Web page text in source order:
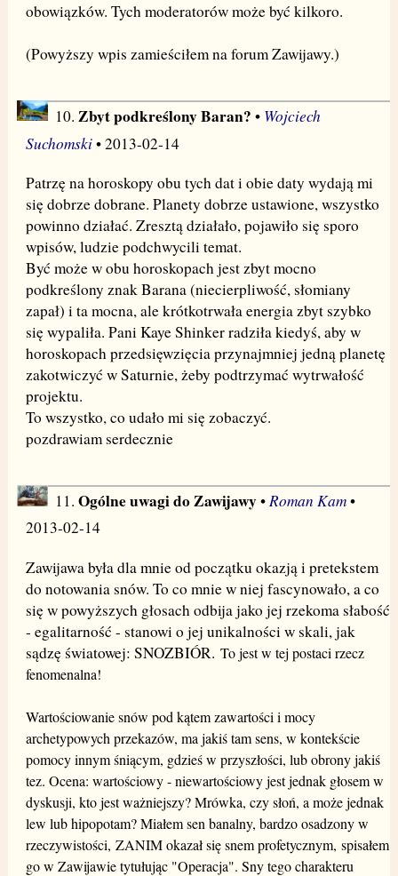
obowiązków. Tych moderatorów może być kilkoro.
(Powyższy wpis zamieściłem na forum Zawijawy.)
10. Zbyt podkreślony Baran? • Wojciech
Suchomski• 2013-02-14
Patrzę na horoskopy obu tych dat i obie daty wydają mi
się dobrze dobrane. Planety dobrze ustawione, wszystko
powinno działać. Zresztą działało, pojawiło się sporo
wpisów, ludzie podchwycili temat.
Być może w obu horoskopach jest zbyt mocno
podkreślony znak Barana (niecierpliwość, słomiany
zapał) i ta mocna, ale krótkotrwała energia zbyt szybko
się wypaliła. Pani Kaye Shinker radziła kiedyś, aby w
horoskopach przedsięwzięcia przynajmniej jedną planetę
zakotwiczyć w Saturnie, żeby podtrzymać wytrwałość
projektu.
To wszystko, co udało mi się zobaczyć.
pozdrawiam serdecznie
11. Ogólne uwagi do Zawijawy•Roman Kam•
2013-02-14
Zawijawa była dla mnie od początku okazją i pretekstem
do notowania snów. To co mnie w niej fascynowało, a co
się w powyższych głosach odbija jako jej rzekoma słabość
- egalitarność - stanowi o jej unikalności w skali, jak
sądzę światowej: SNOZBIÓR. To jest w tej postaci rzecz
fenomenalna!
Wartościowanie snów pod kątem zawartości i mocy
archetypowych przekazów, ma jakiś tam sens, w kontekście
pomocy innym śniącym, gdzieś w przyszłości, lub obrony jakiś
tez. Ocena: wartościowy - niewartościowy jest jednak głosem w
dyskusji, kto jest ważniejszy? Mrówka, czy słoń, a może jednak
lew lub hipopotam? Miałem sen banalny, bardzo osadzony w
rzeczywistości, ZANIM okazał się snem profetycznym, spisałem
go w Zawijawie tytułując "Operacja". Sny tego charakteru